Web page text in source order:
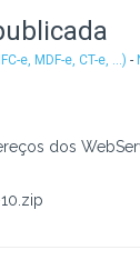
e, MDF-e, CT-e, ...) -
dos